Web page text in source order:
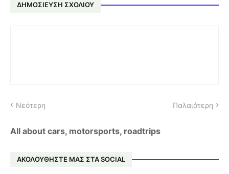
ΔΗΜΟΣΊΕΥΣΗ ΣΧΟΛΊΟΥ
Νεότερη Παλαιότερη
All about cars, motorsports, roadtrips
ΑΚΟΛΟΥΘΗΣΤΕ ΜΑΣ ΣΤΑ SOCIAL